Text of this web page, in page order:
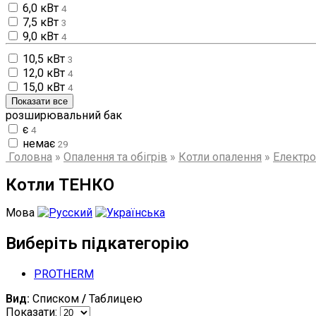
6,0 кВт 4
7,5 кВт 3
9,0 кВт 4
10,5 кВт 3
12,0 кВт 4
15,0 кВт 4
Показати все
розширювальний бак
є 4
немає 29
Головна » Опалення та обігрів » Котли опалення »
Котли ТЕНКО
Мова
Виберіть підкатегорію
PROTHERM
Вид: Списком / Таблицею
Показати: